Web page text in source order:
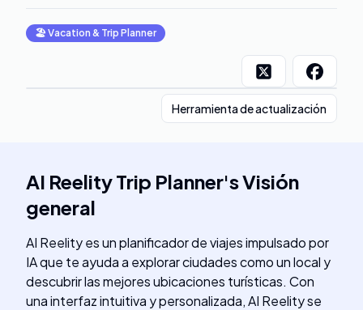
🏖 Vacation & Trip Planner
Herramienta de actualización
AI Reelity Trip Planner'sVisión
general
AI Reelity es un planificador de viajes impulsado por
IA que te ayuda a explorar ciudades como un local y
descubrir las mejores ubicaciones turísticas. Con
una interfaz intuitiva y personalizada, AI Reelity se